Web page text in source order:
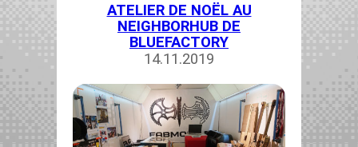
ATELIER DE NOËL AU
NEIGHBORHUB DE
BLUEFACTORY
14.11.2019